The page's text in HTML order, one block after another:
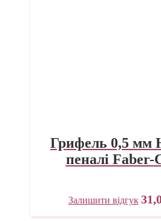
Грифель 0,5 мм
пеналі Faber-
Залишити відгук